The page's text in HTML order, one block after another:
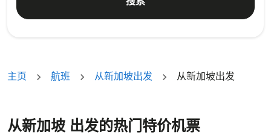
主页 航班 从新加坡出发 从新加坡出发
从新加坡 出发的热门特价机票